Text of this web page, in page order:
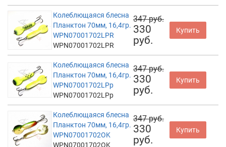
Колеблющаяся блесна
Планктон 70мм, 16,4гр.
WPN07001702LPR
WPN07001702LPR
347 руб.
330
руб.
Купить
Колеблющаяся блесна
Планктон 70мм, 16,4гр.
WPN07001702LPp
WPN07001702LPp
347 руб.
330
руб.
Купить
Колеблющаяся блесна
Планктон 70мм, 16,4гр.
WPN07001702OK
WPN07001702OK
347 руб.
330
руб.
Купить